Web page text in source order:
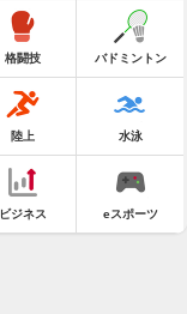
格闘技 バドミントン
陸上 水泳
ビジネス eスポーツ